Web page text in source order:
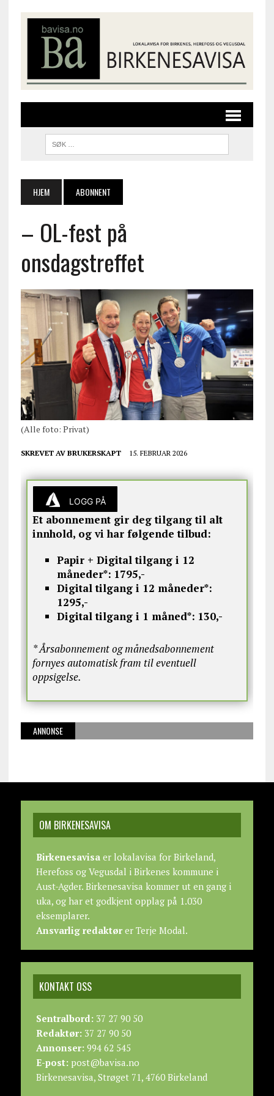
HJEM ABONNENT
– OL-fest på
onsdagstreffet
(Alle foto: Privat)
SKREVET AV BRUKERSKAPT 15. FEBRUAR 2026
LOGG PÅ
Et abonnement gir deg tilgang til alt
innhold, og vi har følgende tilbud:
Papir + Digital tilgang i 12
måneder*: 1795,-
Digital tilgang i 12 måneder*:
1295,-
Digital tilgang i 1 måned*: 130,-
* Årsabonnement og månedsabonnement
fornyes automatisk fram til eventuell
oppsigelse.
ANNONSE
OM BIRKENESAVISA
Birkenesavisaer lokalavisa for Birkeland,
Herefoss og Vegusdal i Birkenes kommune i
Aust-Agder. Birkenesavisa kommer ut en gang i
uka, og har et godkjent opplag på 1.030
eksemplarer.
Ansvarlig redaktører Terje Modal.
KONTAKT OSS
Sentralbord:37 27 90 50
Redaktør:37 27 90 50
Annonser:994 62 545
E-post:post@bavisa.no
Birkenesavisa, Strøget 71, 4760 Birkeland